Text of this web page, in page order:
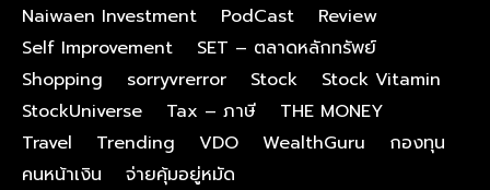
Naiwaen Investment
PodCast
Review
Self Improvement
SET – ตลาดหลักทรัพย์
Shopping
sorryvrerror Stock
Stock Vitamin
StockUniverse
Tax – ภาษี
THE MONEY
Travel
Trending VDO WealthGuru
กองทุน
คนหน้าเงิน
จ่ายคุ้มอยู่หมัด